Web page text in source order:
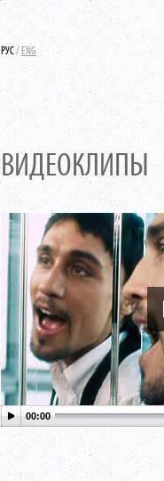
РУС/ENG
ВИДЕОКЛИПЫ
00:00